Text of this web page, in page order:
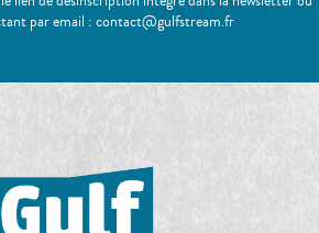
par email : contact@gulfstream.fr